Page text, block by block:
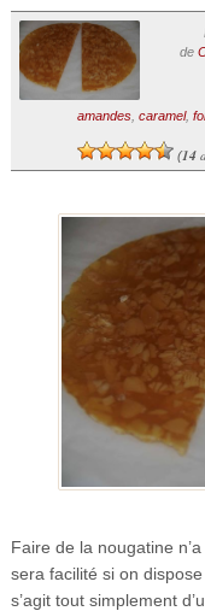
de
amandes, caramel,
(14
Faire de la nougatine
sera facilité si on
s’agit tout simplement